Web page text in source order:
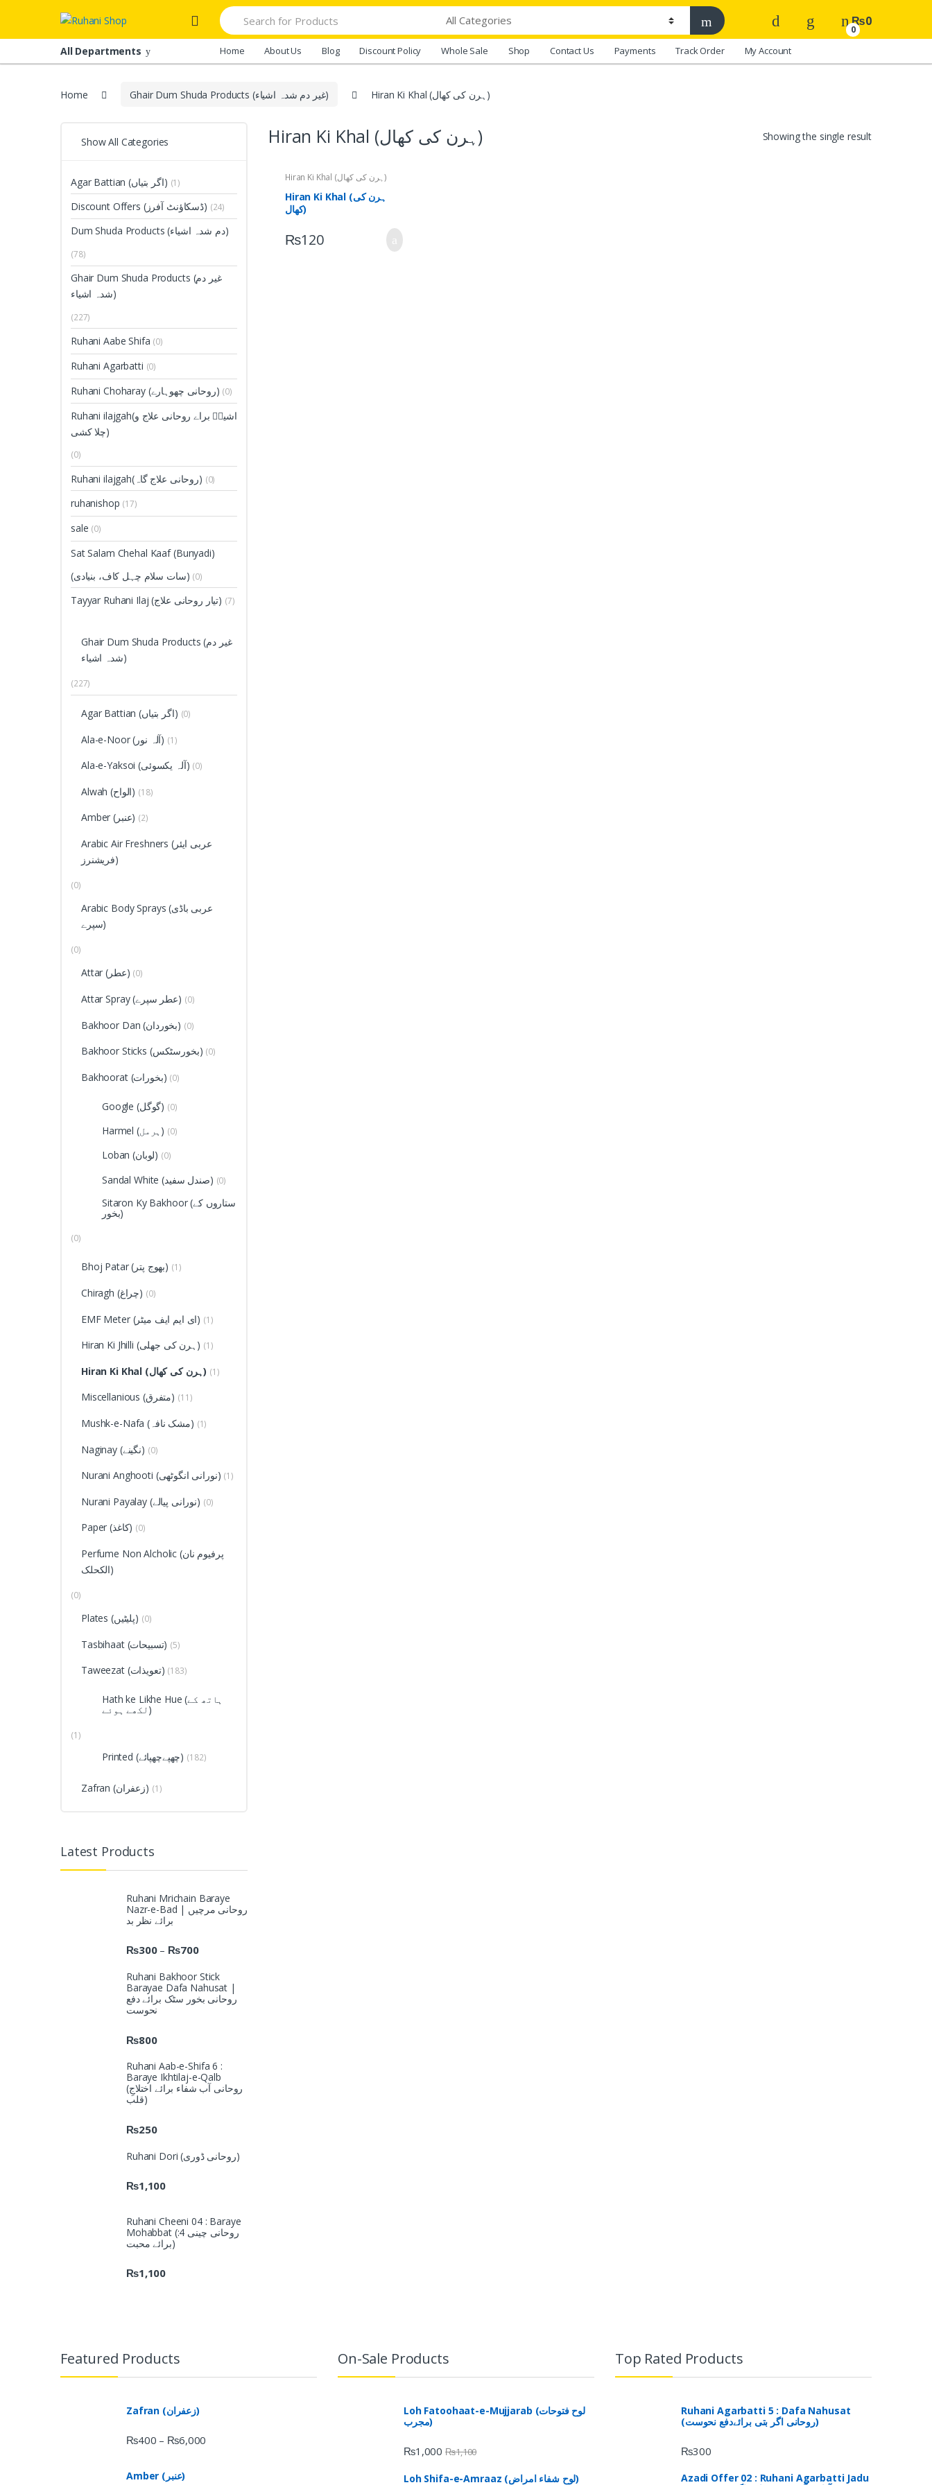
navigation
content
Search
for:
0
₨0
All Departments Home About Us Blog Discount Policy Whole Sale Shop Contact Us Payments Track Order My Account
Home Ghair Dum Shuda Products (غیر دم شدہ اشیاء) Hiran Ki Khal (ہرن کی کھال)
Hiran Ki Khal (ہرن کی کھال) Showing the single result
Hiran Ki Khal (ہرن کی کھال)
Hiran Ki Khal (ہرن کی
کھال)
₨120
Show All Categories
Agar Battian (اگر بتیاں) (1)
Discount Offers (ڈسکاؤنٹ آفرز) (24)
Dum Shuda Products (دم شدہ اشیاء)
(78)
Ghair Dum Shuda Products (غیر دم
شدہ اشیاء)
(227)
Ruhani Aabe Shifa (0)
Ruhani Agarbatti (0)
Ruhani Choharay (روحانی چھوہارے) (0)
Ruhani ilajgah(اشیاؑ براے روحانی علاج و
چلا کشی)
(0)
Ruhani ilajgah(روحانی علاج گاہ) (0)
ruhanishop (17)
sale (0)
Sat Salam Chehal Kaaf (Bunyadi)
(سات سلام چہل کاف، بنیادی) (0)
Tayyar Ruhani Ilaj (تیار روحانی علاج) (7)
Ghair Dum Shuda Products (غیر دم
شدہ اشیاء)
(227)
Agar Battian (اگر بتیاں) (0)
Ala-e-Noor (آلہ نور) (1)
Ala-e-Yaksoi (آلہ یکسوئی) (0)
Alwah (الواح) (18)
Amber (عنبر) (2)
Arabic Air Freshners (عربی ایئر
فریشنرز)
(0)
Arabic Body Sprays (عربی باڈی
سپرے)
(0)
Attar (عطر) (0)
Attar Spray (عطر سپرے) (0)
Bakhoor Dan (بخوردان) (0)
Bakhoor Sticks (بخورسٹکس) (0)
Bakhoorat (بخورات) (0)
Google (گوگل) (0)
Harmel (ہرمل) (0)
Loban (لوبان) (0)
Sandal White (صندل سفید) (0)
Sitaron Ky Bakhoor (ستاروں کے
بخور)
(0)
Bhoj Patar (بھوج پتر) (1)
Chiragh (چراغ) (0)
EMF Meter (ای ایم ایف میٹر) (1)
Hiran Ki Jhilli (ہرن کی جھلی) (1)
Hiran Ki Khal (ہرن کی کھال) (1)
Miscellanious (متفرق) (11)
Mushk-e-Nafa (مشک نافہ) (1)
Naginay (نگینے) (0)
Nurani Anghooti (نورانی انگوٹھی) (1)
Nurani Payalay (نورانی پیالے) (0)
Paper (کاغذ) (0)
Perfume Non Alcholic (پرفیوم نان
الکحلک)
(0)
Plates (پلیٹیں) (0)
Tasbihaat (تسبیحات) (5)
Taweezat (تعویذات) (183)
Hath ke Likhe Hue (ہاتھ کے
لکھے ہوئے)
(1)
Printed (چھپےچھپائے) (182)
Zafran (زعفران) (1)
Latest Products
Ruhani Mrichain Baraye
Nazr-e-Bad | روحانی مرچیں
برائے نظر بد
₨300– ₨700
Ruhani Bakhoor Stick
Barayae Dafa Nahusat |
روحانی بخور سٹک برائے دفع
نحوست
₨800
Ruhani Aab-e-Shifa 6 :
Baraye Ikhtilaj-e-Qalb
(روحانی آب شفاء برائے اختلاجِ
قلب)
₨250
Ruhani Dori (روحانی ڈوری)
₨1,100
Ruhani Cheeni 04 : Baraye
Mohabbat (روحانی چینی 4:
برائے محبت)
₨1,100
Featured Products
Zafran (زعفران)
₨400 – ₨6,000
Amber (عنبر)
On-Sale Products
Loh Fatoohaat-e-Mujjarab (لوح فتوحات
مجرب)
₨1,000 ₨1,100
Loh Shifa-e-Amraaz (لوح شفاء امراض)
Top Rated Products
Ruhani Agarbatti 5 : Dafa Nahusat
(روحانی اگر بتی برائےدفع نحوست)
₨300
Azadi Offer 02 : Ruhani Agarbatti Jadu